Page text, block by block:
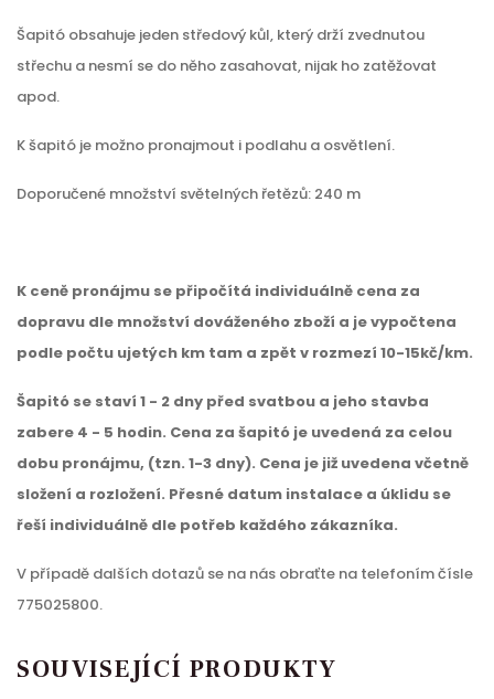
Šapitó obsahuje jeden středový kůl, který drží zvednutou
střechu a nesmí se do něho zasahovat, nijak ho zatěžovat
apod.
K šapitó je možno pronajmout i podlahu a osvětlení.
Doporučené množství světelných řetězů: 240 m
K ceně pronájmu se připočítá individuálně cena za
dopravu dle množství dováženého zboží a je vypočtena
podle počtu ujetých km tam a zpět v rozmezí 10-15kč/km.
Šapitó se staví 1 - 2 dny před svatbou a jeho stavba
zabere 4 - 5 hodin. Cena za šapitó je uvedená za celou
dobu pronájmu, (tzn. 1-3 dny). Cena je již uvedena včetně
složení a rozložení. Přesné datum instalace a úklidu se
řeší individuálně dle potřeb každého zákazníka.
V případě dalších dotazů se na nás obraťte na telefoním čísle
775025800.
SOUVISEJÍCÍ PRODUKTY